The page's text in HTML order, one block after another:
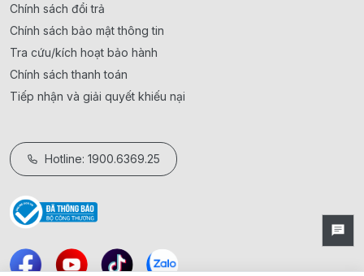
Chính sách đổi trả
Chính sách bảo mật thông tin
Tra cứu/kích hoạt bảo hành
Chính sách thanh toán
Tiếp nhận và giải quyết khiếu nại
Hotline: 1900.6369.25